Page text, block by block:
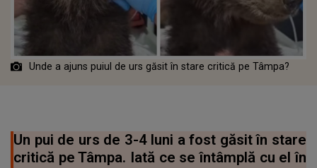
Unde a ajuns puiul de urs găsit în stare critică pe Tâmpa?
Un pui de urs de 3-4 luni a fost găsit în stare
critică pe Tâmpa. Iată ce se întâmplă cu el în